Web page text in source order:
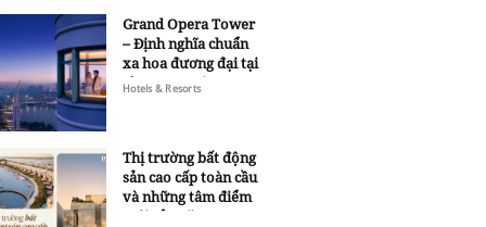
Grand Opera Tower
– Định nghĩa chuẩn
xa hoa đương đại tại
Sheraton Saigon
Hotels & Resorts
Thị trường bất động
sản cao cấp toàn cầu
và những tâm điểm
mới của năm 2026